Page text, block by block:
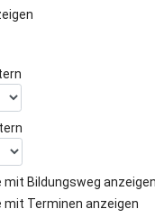
mit Bildungsweg anzeigen
mit Terminen anzeigen